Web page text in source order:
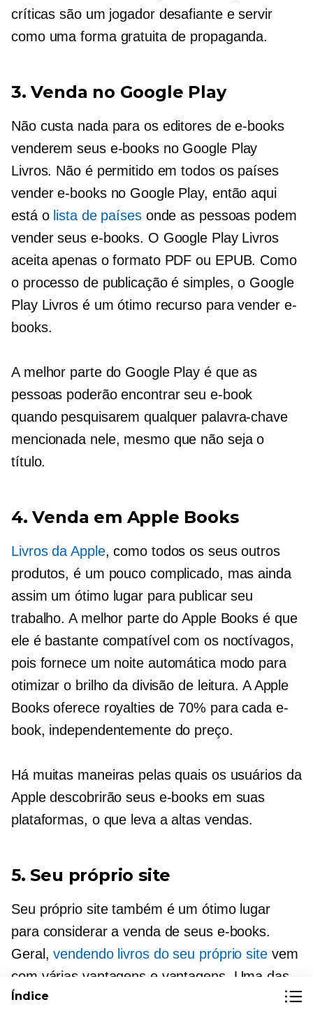
críticas são um jogador desafiantee servir
como uma forma gratuita de propaganda.
3. Venda no Google Play
Não custa nada para os editores de e-books
venderem seus e-books no Google Play
Livros. Não é permitido em todos os países
vender e-books no Google Play, então aqui
está o lista de paísesonde as pessoas podem
vender seus e-books. O Google Play Livros
aceita apenas o formato PDF ou EPUB. Como
o processo de publicação é simples, o Google
Play Livros é um ótimo recurso para vender e-
books.
A melhor parte do Google Play é que as
pessoas poderão encontrar seu e-book
quando pesquisarem qualquer palavra-chave
mencionada nele, mesmo que não seja o
título.
4. Venda em Apple Books
Livros da Apple, como todos os seus outros
produtos, é um pouco complicado, mas ainda
assim um ótimo lugar para publicar seu
trabalho. A melhor parte do Apple Books é que
ele é bastante compatível com os noctívagos,
pois fornece um noite automáticamodo para
otimizar o brilho da divisão de leitura. A Apple
Books oferece royalties de 70% para cada e-
book, independentemente do preço.
Há muitas maneiras pelas quais os usuários da
Apple descobrirão seus e-books em suas
plataformas, o que leva a altas vendas.
5. Seu próprio site
Seu próprio site também é um ótimo lugar
para considerar a venda de seus e-books.
Geral,vendendo livros do seu próprio sitevem
com várias vantagens e vantagens. Uma das
maiores é a oportunidade de ficar com todos
Índice